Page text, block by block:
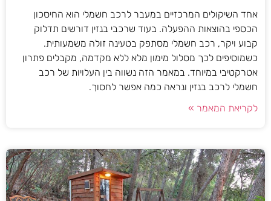
אחד השיקולים המרכזיים במעבר לרכב חשמלי הוא החיסכון
הכספי בהוצאות ההפעלה. בעוד שרכבי בנזין דורשים תדלוק
קבוע ויקר, רכב חשמלי מסתפק בטעינה זולה משמעותית.
כשמוסיפים לכך מסלול מימון מלא ללא מקדמה, מקבלים פתרון
אטרקטיבי במיוחד. במאמר הזה נשווה בין העלויות של רכב
חשמלי לרכב בנזין ונראה כמה אפשר לחסוך.
לקריאת המאמר »